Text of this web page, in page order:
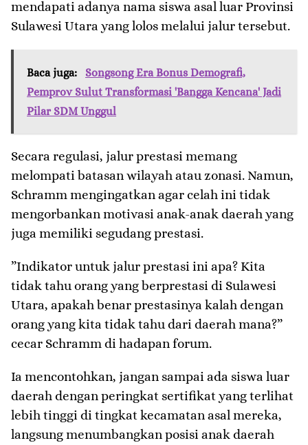
mendapati adanya nama siswa asal luar Provinsi
Sulawesi Utara yang lolos melalui jalur tersebut.
Baca juga:
Songsong Era Bonus Demografi,
Pemprov Sulut Transformasi 'Bangga Kencana' Jadi
Pilar SDM Unggul
​Secara regulasi, jalur prestasi memang
melompati batasan wilayah atau zonasi. Namun,
Schramm mengingatkan agar celah ini tidak
mengorbankan motivasi anak-anak daerah yang
juga memiliki segudang prestasi.
​”Indikator untuk jalur prestasi ini apa? Kita
tidak tahu orang yang berprestasi di Sulawesi
Utara, apakah benar prestasinya kalah dengan
orang yang kita tidak tahu dari daerah mana?”
cecar Schramm di hadapan forum.
​Ia mencontohkan, jangan sampai ada siswa luar
daerah dengan peringkat sertifikat yang terlihat
lebih tinggi di tingkat kecamatan asal mereka,
langsung menumbangkan posisi anak daerah